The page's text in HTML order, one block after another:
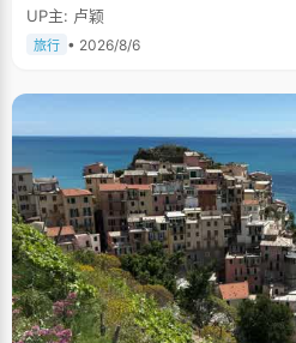
UP主: 卢颖
旅行 • 2026/8/6